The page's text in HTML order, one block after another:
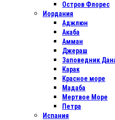
Остров Флорес
Иордания
Аджлюн
Акаба
Амман
Джераш
Заповедник
Карак
Красное море
Мадаба
Мертвое Море
Петра
Испания